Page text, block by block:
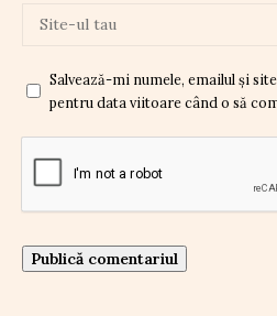
Salvează-mi numele, emailul și
pentru data viitoare când o să